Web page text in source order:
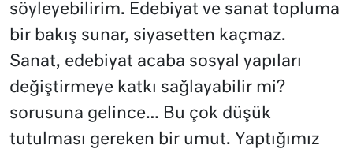
söyleyebilirim. Edebiyat ve sanat topluma
bir bakış sunar, siyasetten kaçmaz.
Sanat, edebiyat acaba sosyal yapıları
değiştirmeye katkı sağlayabilir mi?
sorusuna gelince… Bu çok düşük
tutulması gereken bir umut. Yaptığımız